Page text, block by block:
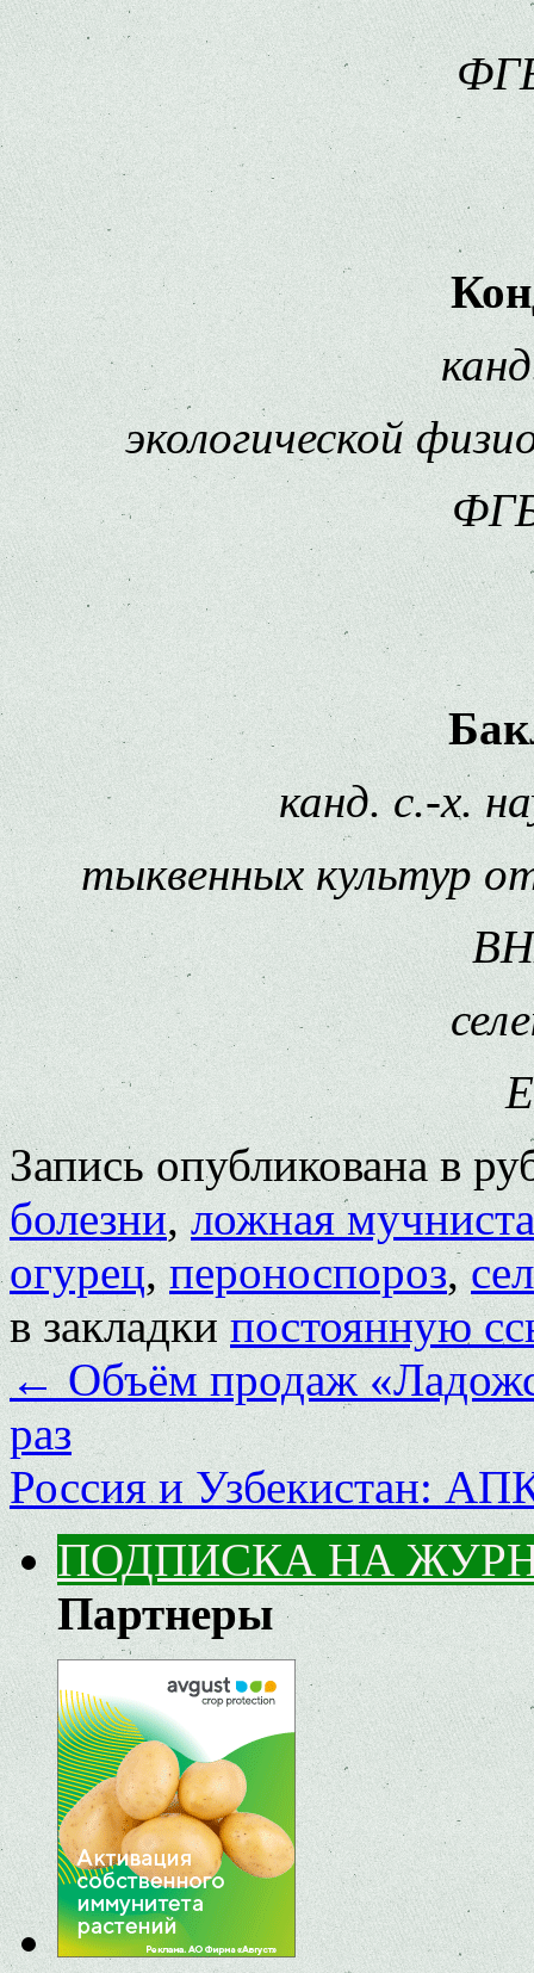
экологической
канд. с.-х.
тыквенных культур
Запись опубликована в
болезни,ложная
огурец,пероноспороз,
в закладкипостоянную
←Объём продаж
раз
Россия и Узбекистан:
ПОДПИСКА НА
Партнеры